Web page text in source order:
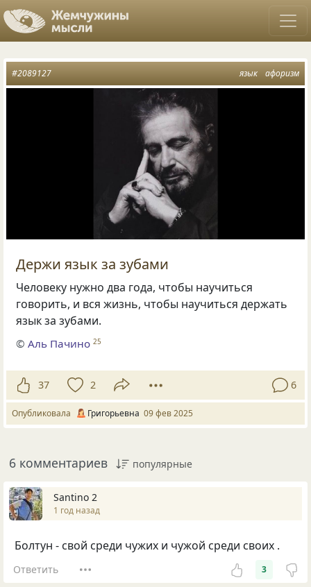
язык афоризм
#2089127
Держи язык за зубами
Человеку нужно два года, чтобы научиться
говорить, и вся жизнь, чтобы научиться держать
язык за зубами.
©Аль Пачино 25
37 2 6
Опубликовала Григорьевна 09 фев 2025
6 комментариев популярные
Santino 2
1 год назад
Болтун - свой среди чужих и чужой среди своих .
Ответить 3